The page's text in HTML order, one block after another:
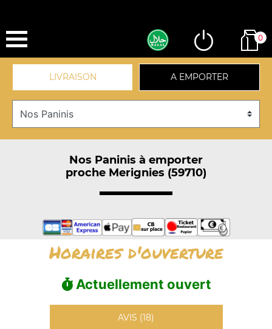
0
LIVRAISON A EMPORTER
Nos Paninis à emporter
proche Merignies (59710)
Horaires d'ouverture
Actuellement ouvert
AVIS (18)